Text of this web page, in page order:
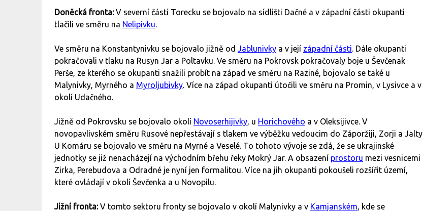
Doněcká fronta:V severní části Torecku se bojovalo na sídlišti Dačné a v západní části okupanti
tlačili ve směru na Nelipivku
Ve směru na Konstantynivku se bojovalo jižně od Jablunivky a v její západní části . Dále okupanti
pokračovali v tlaku na Rusyn Jar a Poltavku. Ve směru na Pokrovsk pokračovaly boje u Ševčenak
Perše, ze kterého se okupanti snažili probít na západ ve směru na Raziné, bojovalo se také u
Malynivky, Myrného a Myroljubivky . Více na západ okupanti útočili ve směru na Promin, v Lysivce a v
okolí Udačného.
Jižně od Pokrovsku se bojovalo okolí Novoserhijivky , u Horichového a v Oleksijivce. V
novopavlivském směru Rusové nepřestávají s tlakem ve výběžku vedoucim do Záporžiji, Zorji a Jalty.
U Komáru se bojovalo ve směru na Myrné a Veselé. To tohoto vývoje se zdá, že se ukrajinské
jednotky se již nenacházejí na východním břehu řeky Mokrý Jar. A obsazení prostoru mezi vesnicemi
Zirka, Perebudova a Odradné je nyní jen formalitou. Více na jih okupanti pokoušeli rozšířit území,
které ovládají v okolí Ševčenka a u Novopilu.
Jižní fronta:V tomto sektoru fronty se bojovalo v okolí Malynivky a v Kamjanském , kde se